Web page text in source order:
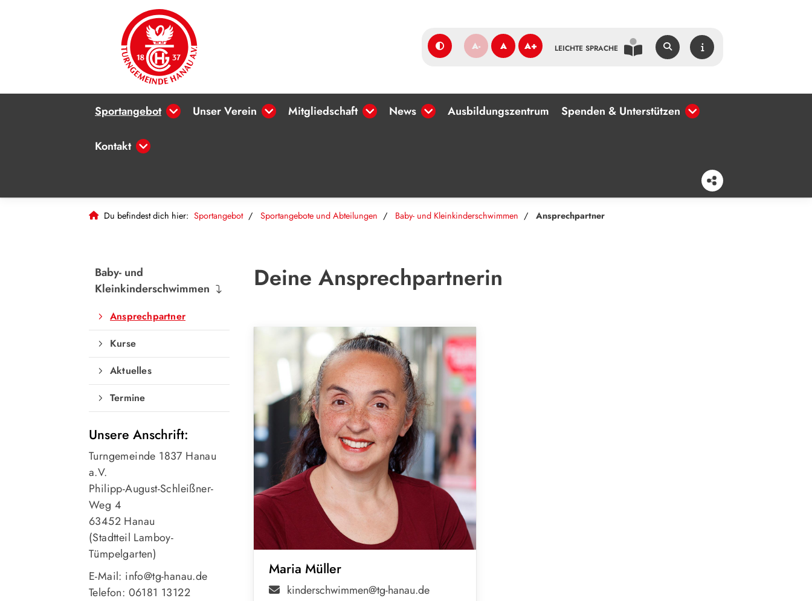
A- A A+ LEICHTE SPRACHE
Sportangebot Unser Verein Mitgliedschaft News Ausbildungszentrum Spenden & Unterstützen
Kontakt
Du befindest dich hier: Sportangebot Sportangebote und Abteilungen Baby- und Kleinkinderschwimmen Ansprechpartner
Deine Ansprechpartnerin
Maria Müller
kinderschwimmen@tg-hanau.de
Baby- und
Kleinkinderschwimmen
Ansprechpartner
Kurse
Aktuelles
Termine
Unsere Anschrift:
Turngemeinde 1837 Hanau
a.V.
Philipp-August-Schleißner-
Weg 4
63452 Hanau
(Stadtteil Lamboy-
Tümpelgarten)
E-Mail: info@tg-hanau.de
Telefon: 06181 13122